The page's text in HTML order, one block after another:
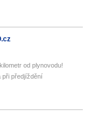
od plynovodu!
při předjíždění